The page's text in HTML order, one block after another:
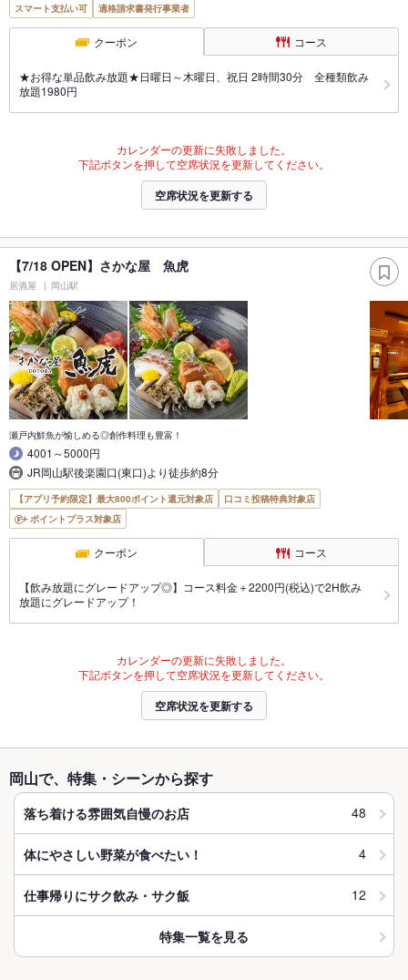
スマート支払い可
適格請求書発行事業者
クーポン コース
★お得な単品飲み放題★日曜日～木曜日、祝日 2時間30分 全種類飲み
放題1980円
カレンダーの更新に失敗しました。
下記ボタンを押して空席状況を更新してください。
空席状況を更新する
【7/18 OPEN】さかな屋 魚虎
居酒屋 岡山駅
瀬戸内鮮魚が愉しめる◎創作料理も豊富！
4001～5000円
JR岡山駅後楽園口(東口)より徒歩約8分
【アプリ予約限定】最大800ポイント還元対象店
口コミ投稿特典対象店
ポイントプラス対象店
クーポン コース
【飲み放題にグレードアップ◎】コース料金＋2200円(税込)で2H飲み
放題にグレードアップ！
カレンダーの更新に失敗しました。
下記ボタンを押して空席状況を更新してください。
空席状況を更新する
岡山で、特集・シーンから探す
落ち着ける雰囲気自慢のお店 48
体にやさしい野菜が食べたい！ 4
仕事帰りにサク飲み・サク飯 12
特集一覧を見る